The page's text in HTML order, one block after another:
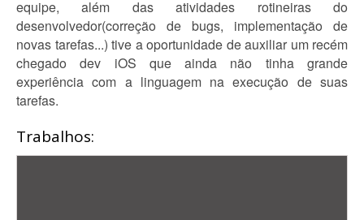
equipe, além das atividades rotineiras do
desenvolvedor(correção de bugs, implementação de
novas tarefas...) tive a oportunidade de auxiliar um recém
chegado dev iOS que ainda não tinha grande
experiência com a linguagem na execução de suas
tarefas.
Trabalhos: